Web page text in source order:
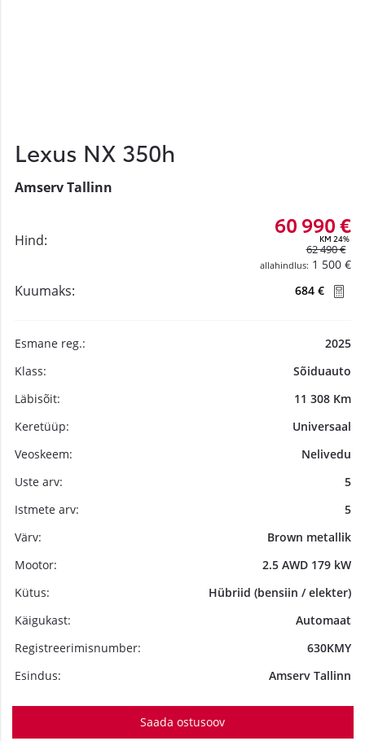
Lexus NX 350h
Amserv Tallinn
Hind:
60 990 €
KM 24%
62 490 €
allahindlus: 1 500 €
Kuumaks: 684 €
Esmane reg.:
2025
Klass:
Sõiduauto
Läbisõit:
11 308 Km
Keretüüp:
Universaal
Veoskeem:
Nelivedu
Uste arv:
5
Istmete arv:
5
Värv:
Brown metallik
Mootor:
2.5 AWD 179 kW
Kütus:
Hübriid (bensiin / elekter)
Käigukast:
Automaat
Registreerimisnumber:
630KMY
Esindus:
Amserv Tallinn
Saada ostusoov